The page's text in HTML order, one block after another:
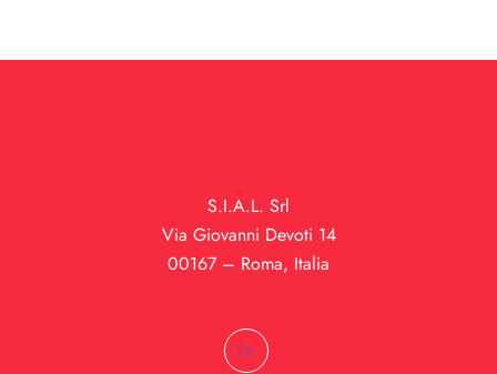
S.I.A.L. Srl
Via Giovanni Devoti 14
00167 – Roma, Italia